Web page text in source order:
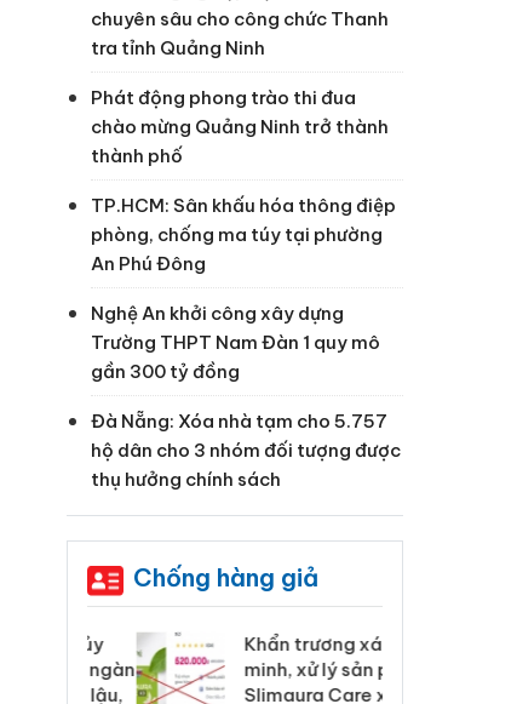
chuyên sâu cho công chức Thanh
tra tỉnh Quảng Ninh
Phát động phong trào thi đua
chào mừng Quảng Ninh trở thành
thành phố
TP.HCM: Sân khấu hóa thông điệp
phòng, chống ma túy tại phường
An Phú Đông
Nghệ An khởi công xây dựng
Trường THPT Nam Đàn 1 quy mô
gần 300 tỷ đồng
Đà Nẵng: Xóa nhà tạm cho 5.757
hộ dân cho 3 nhóm đối tượng được
thụ hưởng chính sách
Chống hàng giả
hủy
ngàn
Khẩn trương xác
minh, xử lý sản phẩm
Slimaura Care x3 sử